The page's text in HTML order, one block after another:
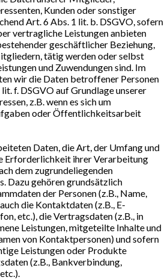
Kunden oder sonstiger
Art. 6 Abs. 1 lit. b. DSGVO, sofern
vertragliche Leistungen anbieten
geschäftlicher Beziehung,
tätig werden oder selbst
und Zuwendungen sind. Im
wir die Daten betroffener Personen
f. DSGVO auf Grundlage unserer
z.B. wenn es sich um
oder Öffentlichkeitsarbeit
Daten, die Art, der Umfang und
Erforderlichkeit ihrer Verarbeitung
dem zugrundeliegenden
Dazu gehören grundsätzlich
der Personen (z.B., Name,
die Kontaktdaten (z.B., E-
etc.), die Vertragsdaten (z.B., in
Leistungen, mitgeteilte Inhalte und
von Kontaktpersonen) und sofern
Leistungen oder Produkte
(z.B., Bankverbindung,